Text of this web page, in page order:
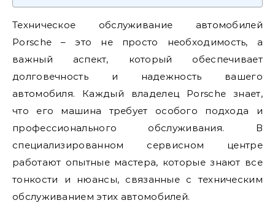
Техническое обслуживание автомобилей
Porsche – это не просто необходимость, а
важный аспект, который обеспечивает
долговечность и надежность вашего
автомобиля. Каждый владелец Porsche знает,
что его машина требует особого подхода и
профессионального обслуживания. В
специализированном сервисном центре
работают опытные мастера, которые знают все
тонкости и нюансы, связанные с техническим
обслуживанием этих автомобилей.